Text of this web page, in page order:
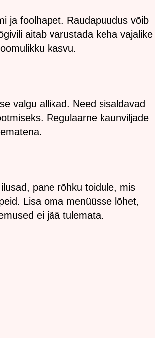
ja foolhapet. Raudapuudus võib
aitab varustada keha vajalike
kasvu.
valgu allikad. Need sisaldavad
Regulaarne kaunviljade
pane rõhku toidule, mis
Lisa oma menüüsse lõhet,
ei jää tulemata.